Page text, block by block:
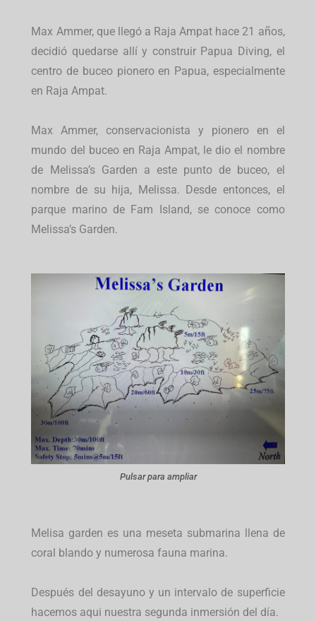
Max Ammer, que llegó a Raja Ampat hace 21 años,
decidió quedarse allí y construir Papua Diving, el
centro de buceo pionero en Papua, especialmente
en Raja Ampat.
Max Ammer, conservacionista y pionero en el
mundo del buceo en Raja Ampat, le dio el nombre
de Melissa’s Garden a este punto de buceo, el
nombre de su hija, Melissa. Desde entonces, el
parque marino de Fam Island, se conoce como
Melissa’s Garden.
Pulsar para ampliar
Melisa garden es una meseta submarina llena de
coral blando y numerosa fauna marina.
Después del desayuno y un intervalo de superficie
hacemos aqui nuestra segunda inmersión del día.